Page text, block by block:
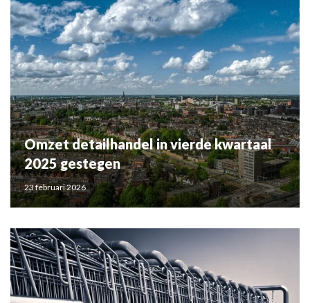
Omzet detailhandel in vierde kwartaal
2025 gestegen
23 februari 2026